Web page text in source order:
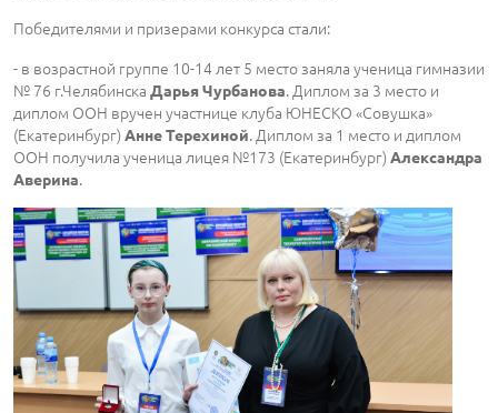
Победителями и призерами конкурса стали:
- в возрастной группе 10-14 лет 5 место заняла ученица гимназии
№ 76 г.Челябинска Дарья Чурбанова. Диплом за 3 место и
диплом ООН вручен участнице клуба ЮНЕСКО «Совушка»
(Екатеринбург) Анне Терехиной. Диплом за 1 место и диплом
ООН получила ученица лицея №173 (Екатеринбург) Александра
Аверина.